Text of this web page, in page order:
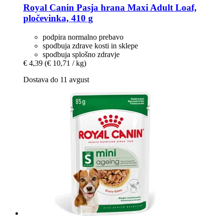
Royal Canin Pasja hrana Maxi Adult Loaf,
pločevinka, 410 g
podpira normalno prebavo
spodbuja zdrave kosti in sklepe
spodbuja splošno zdravje
€ 4,39 (€ 10,71 / kg)
Dostava do 11 avgust